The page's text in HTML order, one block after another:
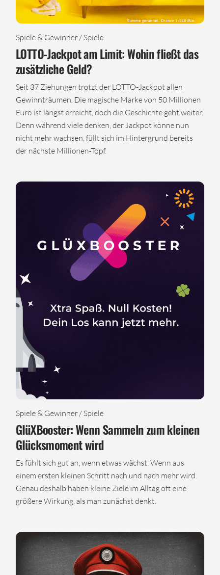
Spiele & Gewinner / Spiele
LOTTO-Jackpot am Limit: Wohin fließt das
zusätzliche Geld?
Seit 37 Ziehungen trotzt der LOTTO-Jackpot allen
Gewinnträumen. Die magische Marke von 50 Millionen
Euro ist längst erreicht, doch die Geschichte geht weiter.
Denn während viele denken, der Jackpot könne nun
nicht mehr wachsen, füllt sich im Hintergrund bereits
der nächste Millionen-Topf.
Spiele & Gewinner / Spiele
GlüXBooster: Wenn Sammeln zum kleinen
Glücksmoment wird
Es fühlt sich gut an, wenn etwas wächst. Wenn aus
einem ersten kleinen Schritt nach und nach mehr wird.
Genau deshalb haben kleine Ziele im Alltag oft eine
größere Wirkung, als man zunächst denkt.